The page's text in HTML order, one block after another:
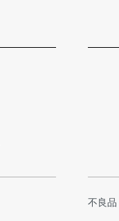
不良品